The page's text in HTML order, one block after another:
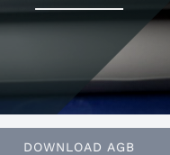
DOWNLOAD AGB